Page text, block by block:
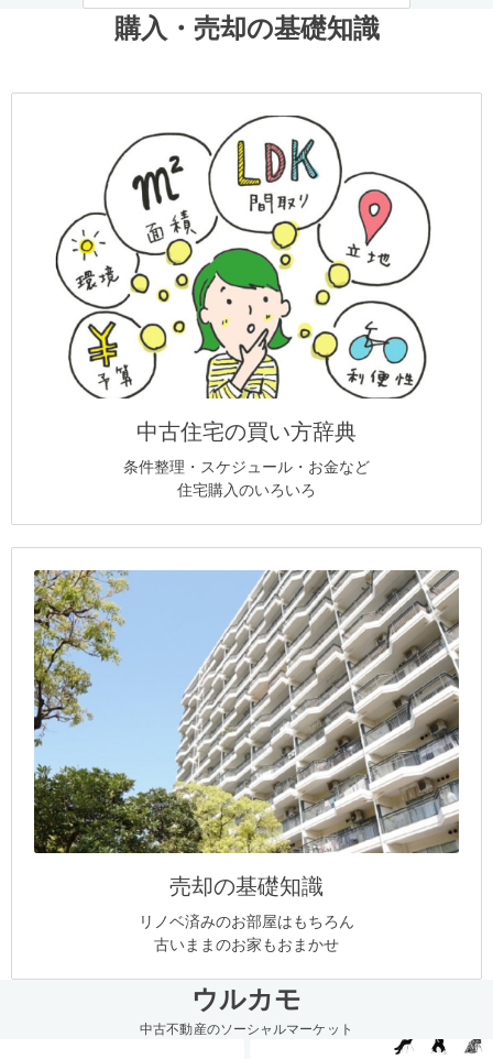
購入・売却の基礎知識
中古住宅の買い方辞典
条件整理・スケジュール・お金など
住宅購入のいろいろ
売却の基礎知識
リノベ済みのお部屋はもちろん
古いままのお家もおまかせ
ウルカモ
中古不動産のソーシャルマーケット